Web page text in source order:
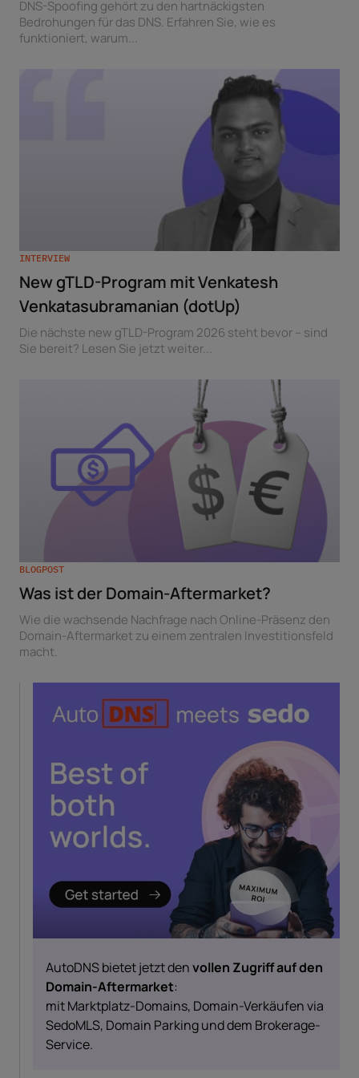
DNS-Spoofing gehört zu den hartnäckigsten
Bedrohungen für das DNS. Erfahren Sie, wie es
funktioniert, warum...
INTERVIEW
New gTLD-Program mit Venkatesh
Venkatasubramanian (dotUp)
Die nächste new gTLD-Program 2026 steht bevor – sind
Sie bereit? Lesen Sie jetzt weiter...
BLOGPOST
Was ist der Domain-Aftermarket?
Wie die wachsende Nachfrage nach Online-Präsenz den
Domain-Aftermarket zu einem zentralen Investitionsfeld
macht.
AutoDNS bietet jetzt denvollen Zugriff auf den
Domain-Aftermarket:
mit Marktplatz-Domains, Domain-Verkäufen via
SedoMLS, Domain Parking und dem Brokerage-
Service.